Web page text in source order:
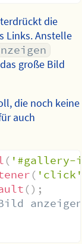
die
Links. Anstelle
große Bild
die noch keine
auch
( '#gallery-
( 'click'
() ;
anzeigen